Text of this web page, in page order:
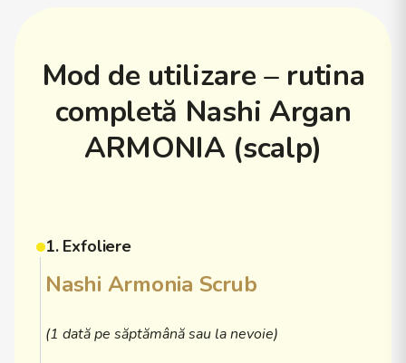
Mod de utilizare – rutina
completă Nashi Argan
ARMONIA (scalp)
1. Exfoliere
Nashi Armonia Scrub
(1 dată pe săptămână sau la nevoie)